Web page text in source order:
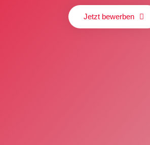
Jetzt bewerben